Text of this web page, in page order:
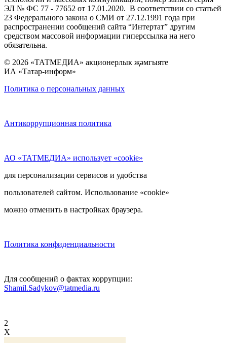
ЭЛ № ФС 77 - 77652 от 17.01.2020. В соответствии со статьей
23 Федерального закона о СМИ от 27.12.1991 года при
распространении сообщений сайта “Интертат” другим
средством массовой информации гиперссылка на него
обязательна.
© 2026 «ТАТМЕДИА» акционерлык җәмгыяте
ИА «Татар-информ»
Политика о персональных данных
Антикоррупционная политика
АО «ТАТМЕДИА» использует «cookie»
для персонализации сервисов и удобства
пользователей сайтом. Использование «cookie»
можно отменить в настройках браузера.
Политика конфиденциальности
Для сообщений о фактах коррупции:
Shamil.Sadykov@tatmedia.ru
2
X